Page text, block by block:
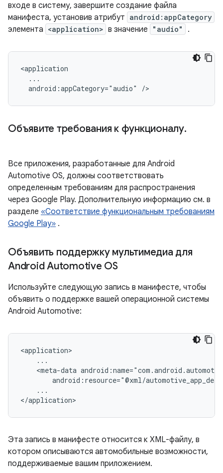
входе в систему, завершите создание файла
манифеста, установив атрибут android:appCategory
элемента <application> в значение "audio" .
android:appCategory="audio"
Объявите требования к функционалу.
Все приложения, разработанные для Android
Automotive OS, должны соответствовать
определенным требованиям для распространения
через Google Play. Дополнительную информацию см. в
разделе «Соответствие функциональным требованиям
Google Play» .
Объявить поддержку мультимедиа для
Android Automotive OS
Используйте следующую запись в манифесте, чтобы
объявить о поддержке вашей операционной системы
Android Automotive:
<meta-data
...
Эта запись в манифесте относится к XML-файлу, в
котором описываются автомобильные возможности,
поддерживаемые вашим приложением.